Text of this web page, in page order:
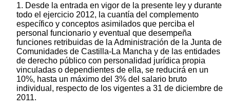
1. Desde la entrada en vigor de la presente ley y durante
todo el ejercicio 2012, la cuantía del complemento
específico y conceptos asimilados que perciba el
personal funcionario y eventual que desempeña
funciones retribuidas de la Administración de la Junta de
Comunidades de Castilla-La Mancha y de las entidades
de derecho público con personalidad jurídica propia
vinculadas o dependientes de ella, se reducirá en un
10%, hasta un máximo del 3% del salario bruto
individual, respecto de los vigentes a 31 de diciembre de
2011.